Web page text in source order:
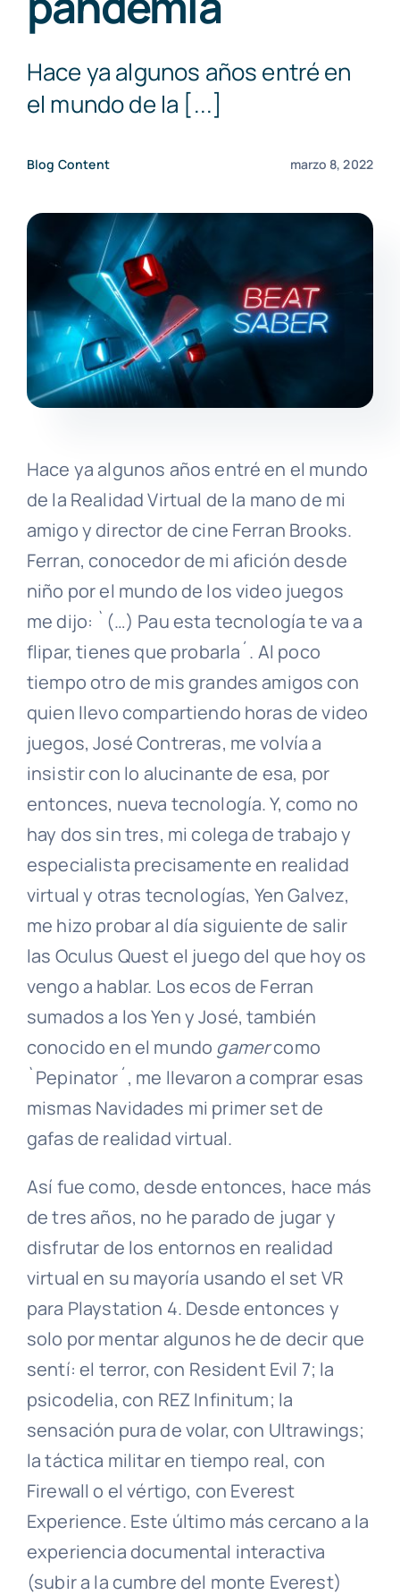
MEDIA LAWYER
BLOG
Hace ya algunos años entré en
el mundo de la [...]
Blog Content marzo 8, 2022
Hace ya algunos años entré en el mundo
de la Realidad Virtual de la mano de mi
amigo y director de cine Ferran Brooks.
Ferran, conocedor de mi afición desde
niño por el mundo de los video juegos
me dijo: `(…) Pau esta tecnología te va a
flipar, tienes que probarla´. Al poco
tiempo otro de mis grandes amigos con
quien llevo compartiendo horas de video
juegos, José Contreras, me volvía a
insistir con lo alucinante de esa, por
entonces, nueva tecnología. Y, como no
hay dos sin tres, mi colega de trabajo y
especialista precisamente en realidad
virtual y otras tecnologías, Yen Galvez,
me hizo probar al día siguiente de salir
las Oculus Quest el juego del que hoy os
vengo a hablar. Los ecos de Ferran
sumados a los Yen y José, también
conocido en el mundo gamercomo
`Pepinator´, me llevaron a comprar esas
mismas Navidades mi primer set de
gafas de realidad virtual.
Así fue como, desde entonces, hace más
de tres años, no he parado de jugar y
disfrutar de los entornos en realidad
virtual en su mayoría usando el set VR
para Playstation 4. Desde entonces y
solo por mentar algunos he de decir que
sentí: el terror, con Resident Evil 7; la
psicodelia, con REZ Infinitum; la
sensación pura de volar, con Ultrawings;
la táctica militar en tiempo real, con
Firewall o el vértigo, con Everest
Experience. Este último más cercano a la
experiencia documental interactiva
(subir a la cumbre del monte Everest)